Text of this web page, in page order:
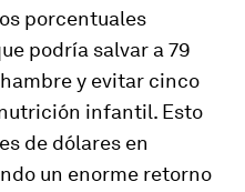
porcentuales
podría salvar a 79
y evitar cinco
infantil. Esto
de dólares en
un enorme retorno